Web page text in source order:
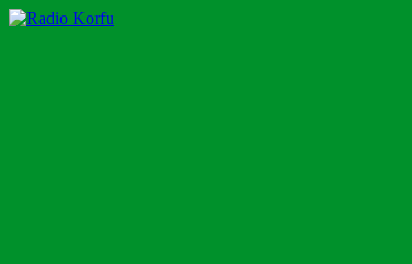
Zum